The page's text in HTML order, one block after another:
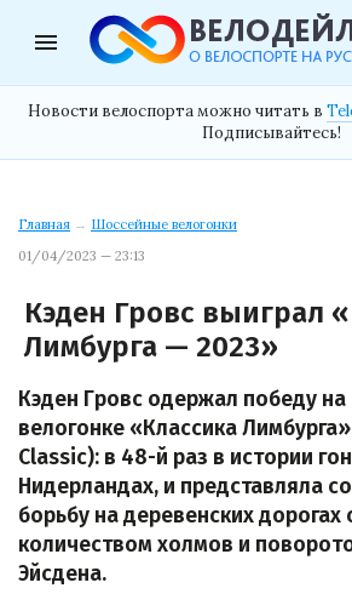
menu
Новости велоспорта можно читать в
Подписывайтесь!
Главная → Шоссейные велогонки
01/04/2023 — 23:13
Кэден Гровс выиграл
Лимбурга — 2023»
Кэден Гровс одержал победу
велогонке «Классика
Classic): в 48-й раз в истории
Нидерландах, и представляла
борьбу на деревенских
количеством холмов и
Эйсдена.